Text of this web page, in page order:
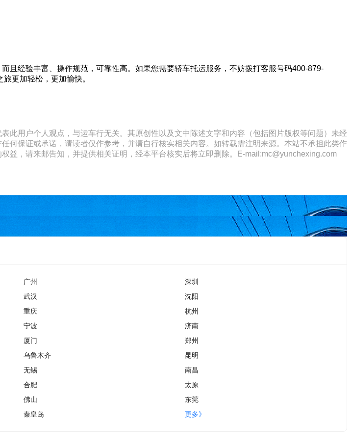
且经验丰富、操作规范，可靠性高。如果您需要轿车托运服务，不妨拨打客服号码400-879-
更加轻松，更加愉快。
此用户个人观点，与运车行无关。其原创性以及文中陈述文字和内容（包括图片版权等问题）未经
何保证或承诺，请读者仅作参考，并请自行核实相关内容。如转载需注明来源。本站不承担此类作
益，请来邮告知，并提供相关证明，经本平台核实后将立即删除。E-mail:mc@yunchexing.com
广州
深圳
武汉
沈阳
重庆
杭州
宁波
济南
厦门
郑州
乌鲁木齐
昆明
无锡
南昌
合肥
太原
佛山
东莞
秦皇岛 更多》